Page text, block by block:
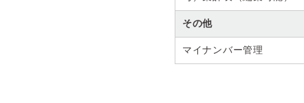
その他
マイナンバー管理